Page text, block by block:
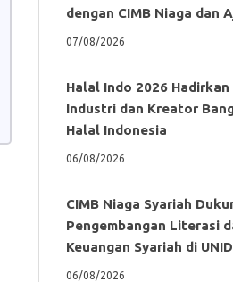
dengan CIMB Niaga dan
07/08/2026
Halal Indo 2026
Industri dan Kreator
Halal Indonesia
06/08/2026
CIMB Niaga Syariah
Pengembangan Literasi
Keuangan Syariah di
06/08/2026